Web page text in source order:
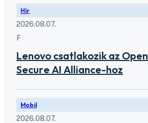
Hír
2026.08.07.
F
Lenovo csatlakozik az Open
Secure AI Alliance-hoz
Mobil
2026.08.07.